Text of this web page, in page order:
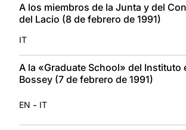
A los miembros de la Junta y del
del Lacio (8 de febrero de 1991)
IT
A la «Graduate School» del Instituto
Bossey (7 de febrero de 1991)
EN - IT